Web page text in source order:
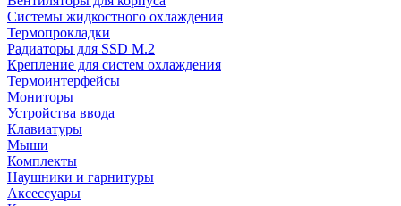
Системы жидкостного охлаждения
Термопрокладки
Радиаторы для SSD M.2
Крепление для систем охлаждения
Термоинтерфейсы
Мониторы
Устройства ввода
Клавиатуры
Мыши
Комплекты
Наушники и гарнитуры
Аксессуары